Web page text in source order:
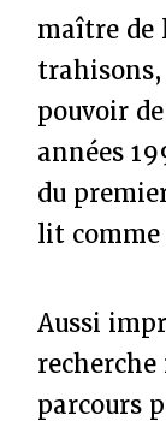
maître de
trahisons,
pouvoir
années
du
lit
Aussi
recherche
parcours